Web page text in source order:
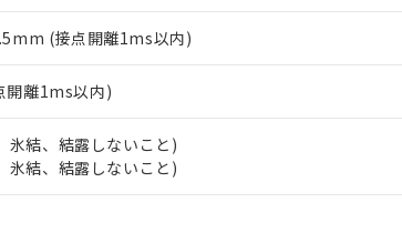
(接点開離1ms以内)
開離1ms以内)
結、結露しないこと)
結、結露しないこと)